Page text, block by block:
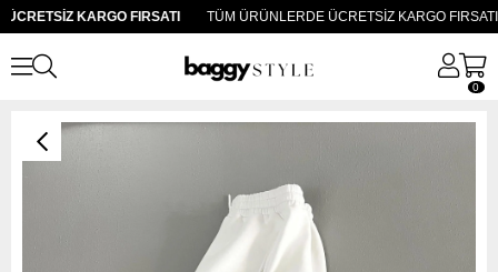
KARGO FIRSATI TÜM ÜRÜNLERDE ÜCRETSİZ KARGO FIRSATI
0